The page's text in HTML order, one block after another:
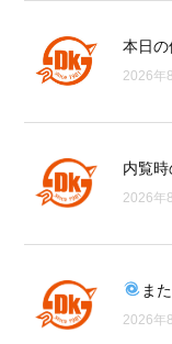
本日
2026年
内覧
2026年
ま
2026年